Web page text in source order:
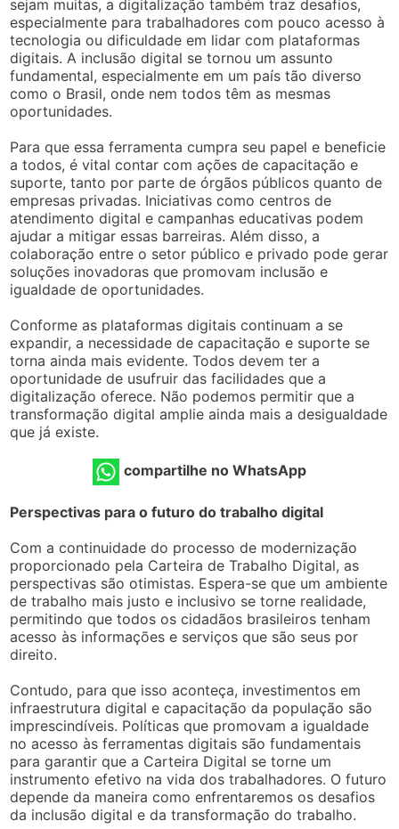
sejam muitas, a digitalização também traz desafios,
especialmente para trabalhadores com pouco acesso à
tecnologia ou dificuldade em lidar com plataformas
digitais. A inclusão digital se tornou um assunto
fundamental, especialmente em um país tão diverso
como o Brasil, onde nem todos têm as mesmas
oportunidades.
Para que essa ferramenta cumpra seu papel e beneficie
a todos, é vital contar com ações de capacitação e
suporte, tanto por parte de órgãos públicos quanto de
empresas privadas. Iniciativas como centros de
atendimento digital e campanhas educativas podem
ajudar a mitigar essas barreiras. Além disso, a
colaboração entre o setor público e privado pode gerar
soluções inovadoras que promovam inclusão e
igualdade de oportunidades.
Conforme as plataformas digitais continuam a se
expandir, a necessidade de capacitação e suporte se
torna ainda mais evidente. Todos devem ter a
oportunidade de usufruir das facilidades que a
digitalização oferece. Não podemos permitir que a
transformação digital amplie ainda mais a desigualdade
que já existe.
compartilhe no WhatsApp
Perspectivas para o futuro do trabalho digital
Com a continuidade do processo de modernização
proporcionado pela Carteira de Trabalho Digital, as
perspectivas são otimistas. Espera-se que um ambiente
de trabalho mais justo e inclusivo se torne realidade,
permitindo que todos os cidadãos brasileiros tenham
acesso às informações e serviços que são seus por
direito.
Contudo, para que isso aconteça, investimentos em
infraestrutura digital e capacitação da população são
imprescindíveis. Políticas que promovam a igualdade
no acesso às ferramentas digitais são fundamentais
para garantir que a Carteira Digital se torne um
instrumento efetivo na vida dos trabalhadores. O futuro
depende da maneira como enfrentaremos os desafios
da inclusão digital e da transformação do trabalho.